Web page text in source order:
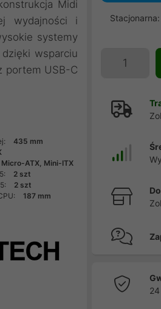
Midi
wydajności i
systemy
wsparciu
portem USB-C
435 mm
Micro-ATX, Mini-ITX
2 szt
2 szt
187 mm
Stacjonarna: